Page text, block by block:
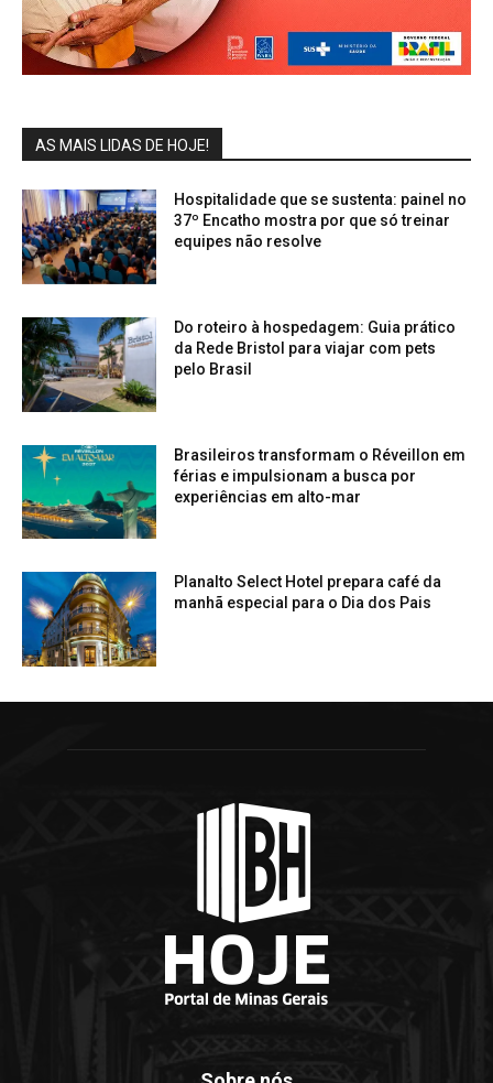
AS MAIS LIDAS DE HOJE!
Hospitalidade que se sustenta: painel no
37º Encatho mostra por que só treinar
equipes não resolve
Do roteiro à hospedagem: Guia prático
da Rede Bristol para viajar com pets
pelo Brasil
Brasileiros transformam o Réveillon em
férias e impulsionam a busca por
experiências em alto-mar
Planalto Select Hotel prepara café da
manhã especial para o Dia dos Pais